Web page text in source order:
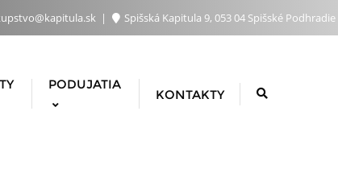
Spišská Kapitula 9, 053 04 Spišské Podhradie
PODUJATIA
KONTAKTY